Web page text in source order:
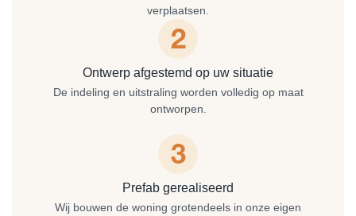
verplaatsen.
Ontwerp afgestemd op uw situatie
De indeling en uitstraling worden volledig op maat
ontworpen.
Prefab gerealiseerd
Wij bouwen de woning grotendeels in onze eigen